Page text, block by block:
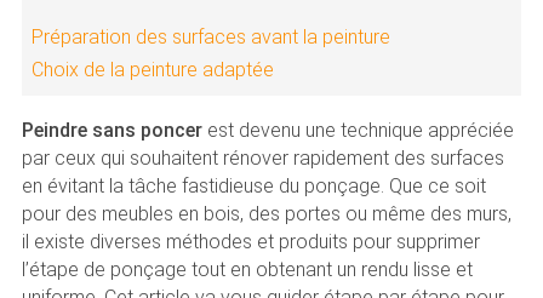
Préparation des surfaces avant la peinture
Choix de la peinture adaptée
Peindre sans poncer est devenu une technique appréciée
par ceux qui souhaitent rénover rapidement des surfaces
en évitant la tâche fastidieuse du ponçage. Que ce soit
pour des meubles en bois, des portes ou même des murs,
il existe diverses méthodes et produits pour supprimer
l’étape de ponçage tout en obtenant un rendu lisse et